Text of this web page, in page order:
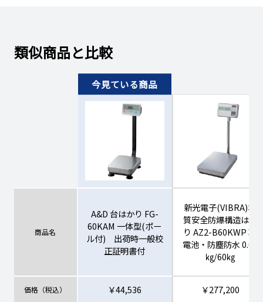
類似商品と比較
商品名
A&D 台はかり FG-
60KAM 一体型(ポー
ル付) 出荷時一般校
正証明書付
新光電子(VIBRA)本
質安全防爆構造はか
り AZ2-B60KWP 乾
電池・防塵防水 0.01
㎏/60㎏
価格（税込） ￥44,536 ￥277,200